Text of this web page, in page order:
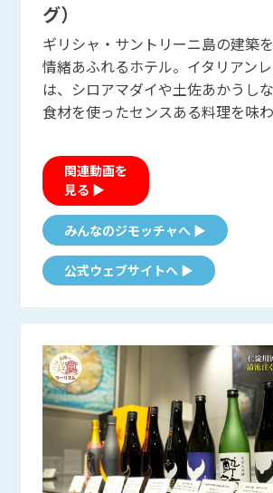
グ）
ギリシャ・サントリーニ島の建築
情緒あふれるホテル。イタリアン
は、シロアマダイや土佐あかうし
食材を使ったセンスある料理を味わ
関連動画を
見る ▶
みんなのジモッチャへ ▶
公式ウェブサイトへ ▶
酔鯨酒造